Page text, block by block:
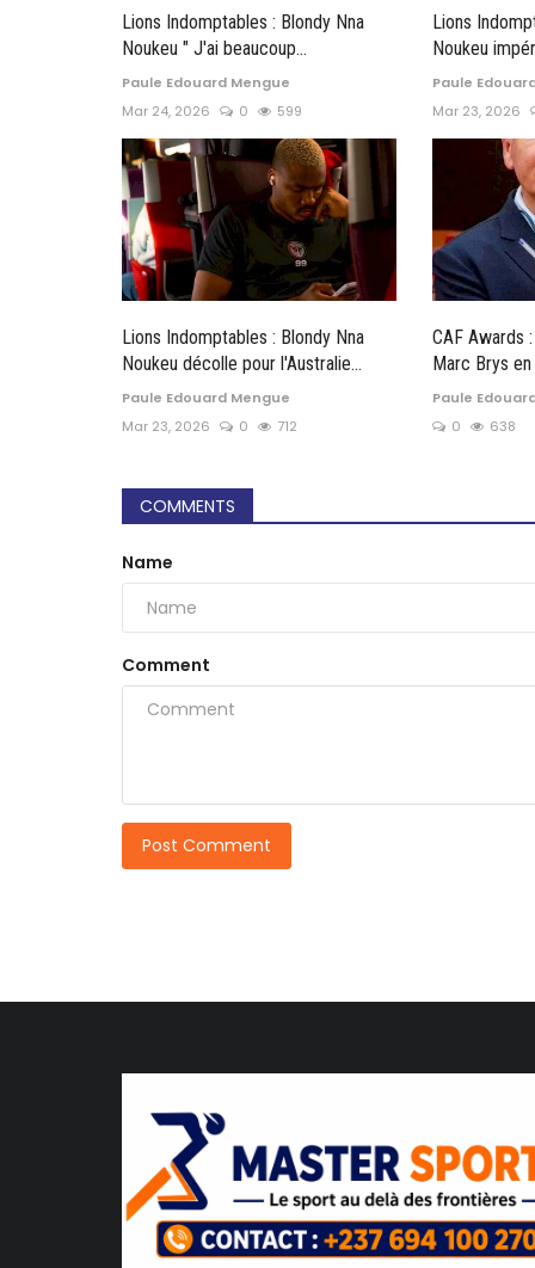
Lions Indomptables : Blondy Nna
Noukeu " J'ai beaucoup...
Paule Edouard Mengue
Mar 24, 2026
0 599
Lions
Noukeu
Paule
Mar 23, 2026
Lions Indomptables : Blondy Nna
Noukeu décolle pour l'Australie...
Paule Edouard Mengue
Mar 23, 2026
0 712
CAF Awards
Marc Brys
Paule
0
638
COMMENTS
Name
Comment
Post Comment